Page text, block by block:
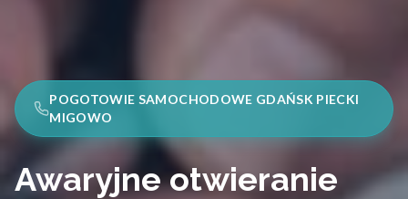
POGOTOWIE SAMOCHODOWE GDAŃSK PIECKI
MIGOWO
Awaryjne otwieranie